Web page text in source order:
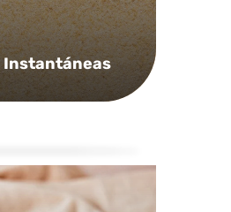
Instantáneas